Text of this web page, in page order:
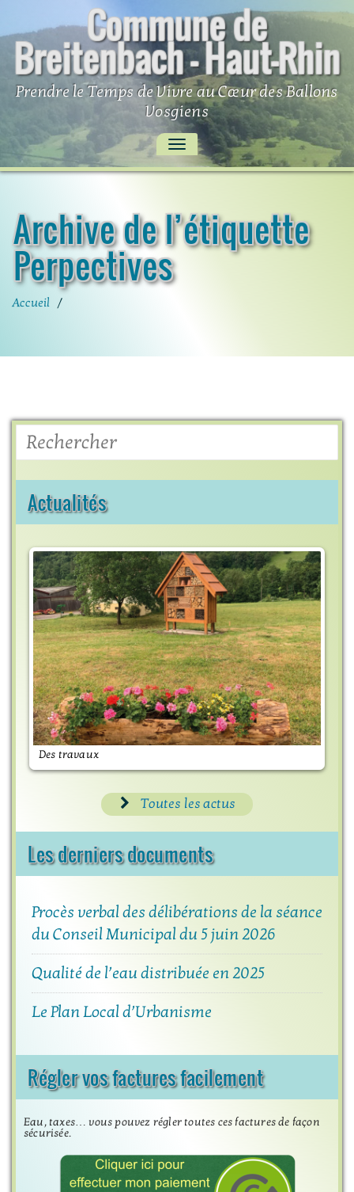
to
content
Commune de
Breitenbach – Haut-Rhin
Prendre le Temps de Vivre au Cœur des Ballons
Vosgiens
AFFICHER/MASQUER
LA
NAVIGATION
Archive de l’étiquette
Perpectives
Accueil /
Rechercher
Actualités
Des travaux
Toutes les actus
Les derniers documents
Procès verbal des délibérations de la séance
du Conseil Municipal du 5 juin 2026
Qualité de l’eau distribuée en 2025
Le Plan Local d’Urbanisme
Régler vos factures facilement
Eau, taxes… vous pouvez régler toutes ces factures de façon
sécurisée.